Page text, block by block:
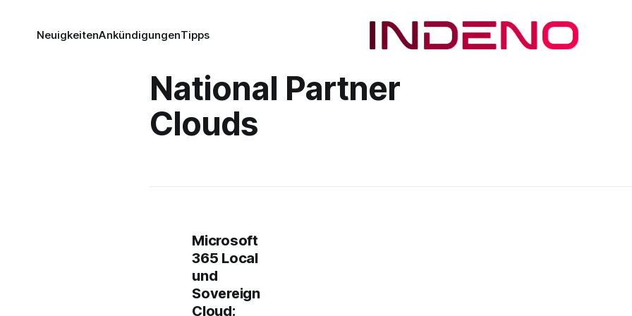
NeuigkeitenAnkündigungenTipps
National Partner
Clouds
Microsoft
365 Local
und
Sovereign
Cloud: